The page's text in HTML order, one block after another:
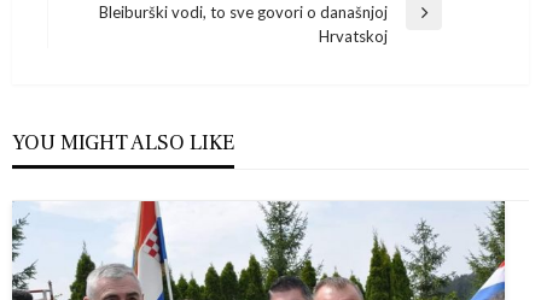
Next
Bleiburški vodi, to sve govori o današnjoj
Hrvatskoj
YOU MIGHT ALSO LIKE